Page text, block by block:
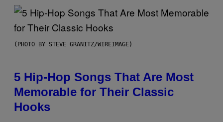
(PHOTO BY STEVE GRANITZ/WIREIMAGE)
5 Hip-Hop Songs That Are Most
Memorable for Their Classic
Hooks